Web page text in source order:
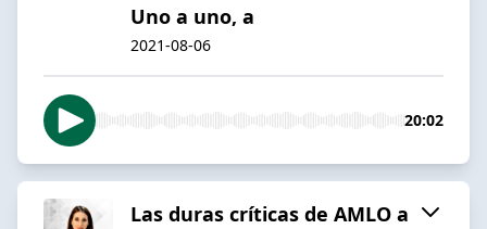
Uno a uno, a
2021-08-06
20:02
Las duras críticas de AMLO a